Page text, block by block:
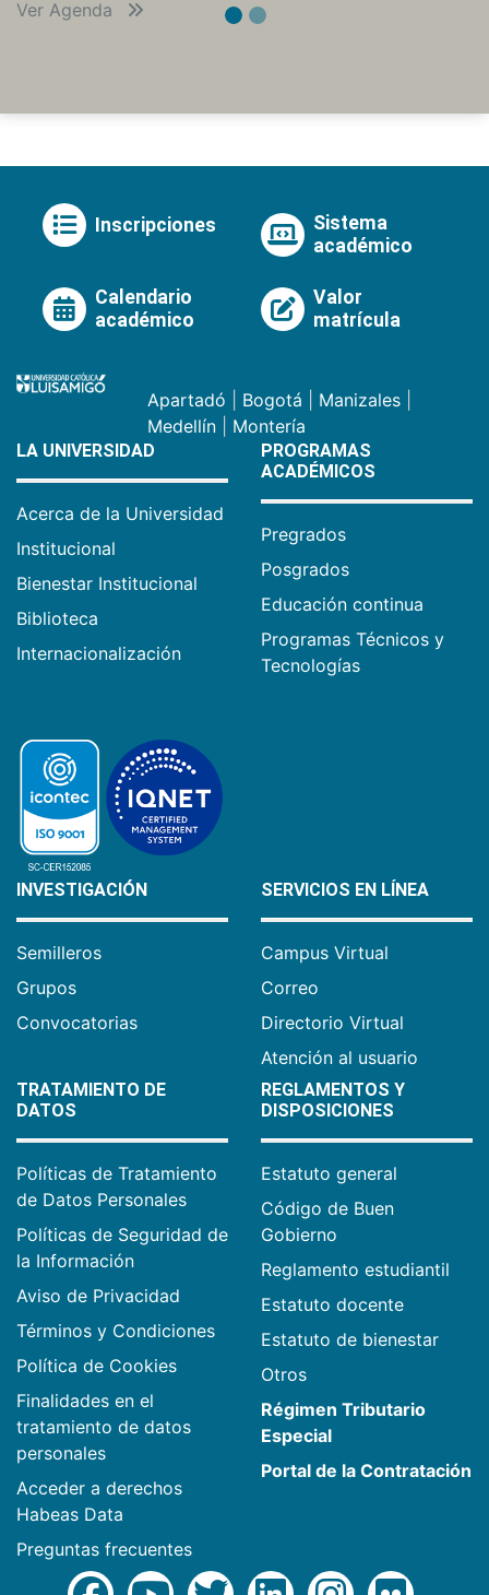
Ver Agenda
Inscripciones
Sistema
académico
Calendario
académico
Valor
matrícula
Apartadó Bogotá Manizales
Medellín
Montería
LA UNIVERSIDAD
Acerca de la Universidad
Institucional
Bienestar Institucional
Biblioteca
Internacionalización
PROGRAMAS
ACADÉMICOS
Pregrados
Posgrados
Educación continua
Programas Técnicos y
Tecnologías
INVESTIGACIÓN
Semilleros
Grupos
Convocatorias
SERVICIOS EN LÍNEA
Campus Virtual
Correo
Directorio Virtual
Atención al usuario
TRATAMIENTO DE
DATOS
Políticas de Tratamiento
de Datos Personales
Políticas de Seguridad de
la Información
Aviso de Privacidad
Términos y Condiciones
Política de Cookies
Finalidades en el
tratamiento de datos
personales
Acceder a derechos
Habeas Data
Preguntas frecuentes
REGLAMENTOS Y
DISPOSICIONES
Estatuto general
Código de Buen
Gobierno
Reglamento estudiantil
Estatuto docente
Estatuto de bienestar
Otros
Régimen Tributario
Especial
Portal de la Contratación